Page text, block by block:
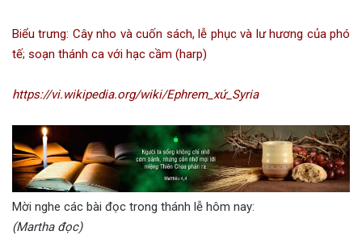
Biểu trưng: Cây nho và cuốn sách, lễ phục và lư hương của phó
tế; soạn thánh ca với hạc cầm (harp)
https://vi.wikipedia.org/wiki/Ephrem_xứ_Syria
Mời nghe các bài đọc trong thánh lễ hôm nay:
(Martha đọc)